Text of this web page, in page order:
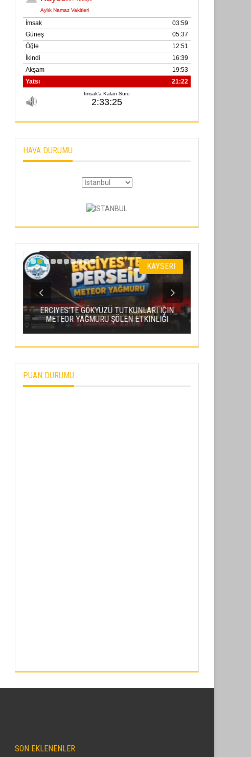
HAVA DURUMU
KAYSERI
ERCIYES’TE GÖKYÜZÜ TUTKUNLARI IÇIN
METEOR YAĞMURU ŞÖLEN ETKINLIĞI
PUAN DURUMU
SON EKLENENLER